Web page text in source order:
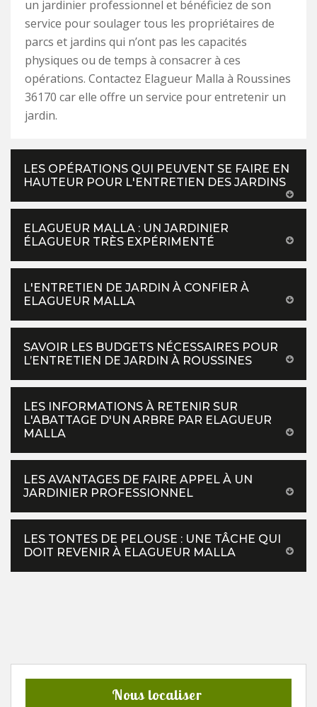
un jardinier professionnel et bénéficiez de son
service pour soulager tous les propriétaires de
parcs et jardins qui n’ont pas les capacités
physiques ou de temps à consacrer à ces
opérations. Contactez Elagueur Malla à Roussines
36170 car elle offre un service pour entretenir un
jardin.
LES OPÉRATIONS QUI PEUVENT SE FAIRE EN
HAUTEUR POUR L'ENTRETIEN DES JARDINS
ELAGUEUR MALLA : UN JARDINIER
ÉLAGUEUR TRÈS EXPÉRIMENTÉ
L'ENTRETIEN DE JARDIN À CONFIER À
ELAGUEUR MALLA
SAVOIR LES BUDGETS NÉCESSAIRES POUR
L’ENTRETIEN DE JARDIN À ROUSSINES
LES INFORMATIONS À RETENIR SUR
L'ABATTAGE D'UN ARBRE PAR ELAGUEUR
MALLA
LES AVANTAGES DE FAIRE APPEL À UN
JARDINIER PROFESSIONNEL
LES TONTES DE PELOUSE : UNE TÂCHE QUI
DOIT REVENIR À ELAGUEUR MALLA
Nous localiser